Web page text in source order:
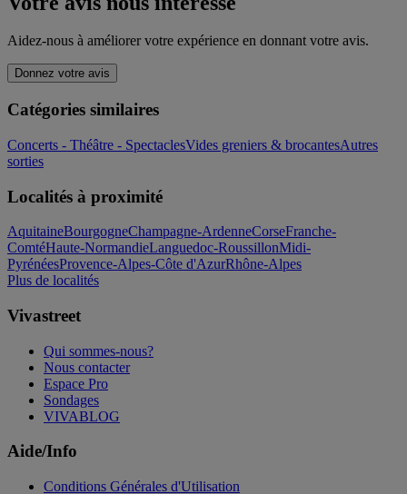
Aidez-nous à améliorer votre expérience en donnant votre avis.
Donnez votre avis
Catégories similaires
Concerts - Théâtre - SpectaclesVides greniers & brocantesAutres
sorties
Localités à proximité
AquitaineBourgogneChampagne-ArdenneCorseFranche-
ComtéHaute-NormandieLanguedoc-RoussillonMidi-
PyrénéesProvence-Alpes-Côte d'AzurRhône-Alpes
Plus de localités
Vivastreet
Qui sommes-nous?
Nous contacter
Espace Pro
Sondages
VIVABLOG
Aide/Info
Conditions Générales d'Utilisation